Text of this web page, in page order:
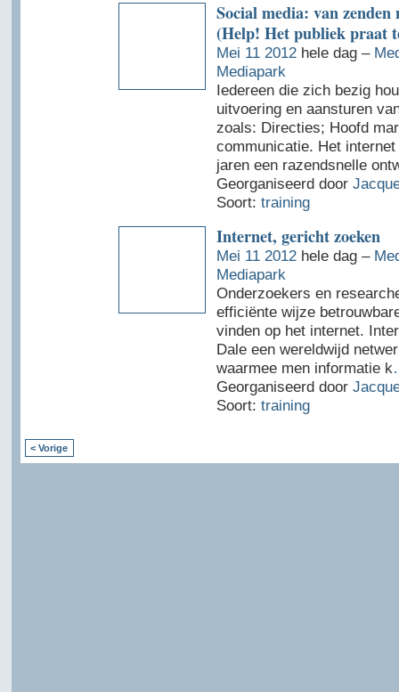
Social media: van zenden
(Help! Het publiek praat
Mei 11 2012hele dag –
Mediapark
Iedereen die zich bezig
uitvoering en aansturen
zoals: Directies; Hoofd
communicatie. Het
jaren een razendsnelle
Georganiseerd door
Soort: training
Internet, gericht zoeken
Mei 11 2012hele dag –
Mediapark
Onderzoekers en
efficiënte wijze
vinden op het internet.
Dale een wereldwijd
waarmee men informatie k
Georganiseerd door
Soort: training
< Vorige